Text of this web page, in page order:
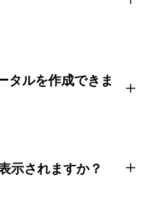
タルを作成できま
示されますか？